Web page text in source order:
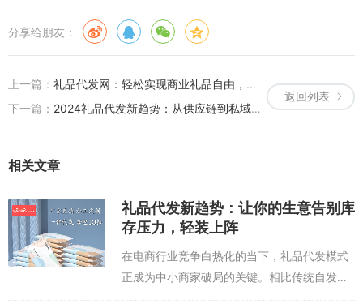
分享给朋友：
返回列表
上一篇： 礼品代发网：轻松实现商业礼品自由，开启轻创业新赛道
下一篇： 2024礼品代发新趋势：从供应链到私域流量的全链路解决方案
相关文章
礼品代发新趋势：让你的生意告别库
存压力，轻装上阵
在电商行业竞争白热化的当下，礼品代发模式
正成为中小商家破局的关键。相比传统自发
货，代发服务通过整合供应链资源，为商家提